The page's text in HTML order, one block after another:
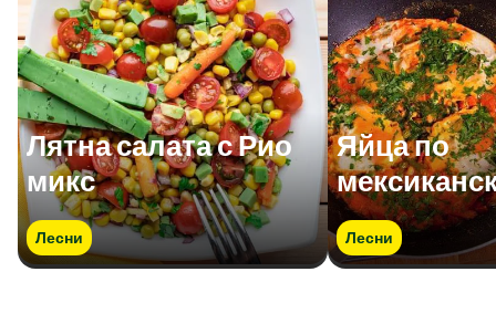
Лятна салата с Рио
микс
Лесни
Яйца по
Лесни